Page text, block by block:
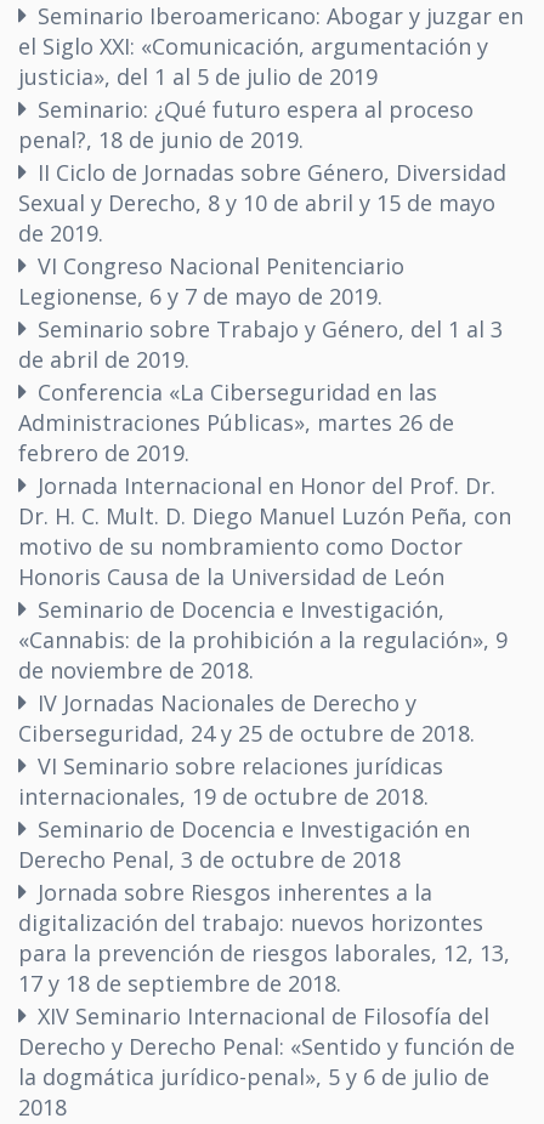
Seminario Iberoamericano: Abogar y juzgar en
el Siglo XXI: «Comunicación, argumentación y
justicia», del 1 al 5 de julio de 2019
Seminario: ¿Qué futuro espera al proceso
penal?, 18 de junio de 2019.
II Ciclo de Jornadas sobre Género, Diversidad
Sexual y Derecho, 8 y 10 de abril y 15 de mayo
de 2019.
VI Congreso Nacional Penitenciario
Legionense, 6 y 7 de mayo de 2019.
Seminario sobre Trabajo y Género, del 1 al 3
de abril de 2019.
Conferencia «La Ciberseguridad en las
Administraciones Públicas», martes 26 de
febrero de 2019.
Jornada Internacional en Honor del Prof. Dr.
Dr. H. C. Mult. D. Diego Manuel Luzón Peña, con
motivo de su nombramiento como Doctor
Honoris Causa de la Universidad de León
Seminario de Docencia e Investigación,
«Cannabis: de la prohibición a la regulación», 9
de noviembre de 2018.
IV Jornadas Nacionales de Derecho y
Ciberseguridad, 24 y 25 de octubre de 2018.
VI Seminario sobre relaciones jurídicas
internacionales, 19 de octubre de 2018.
Seminario de Docencia e Investigación en
Derecho Penal, 3 de octubre de 2018
Jornada sobre Riesgos inherentes a la
digitalización del trabajo: nuevos horizontes
para la prevención de riesgos laborales, 12, 13,
17 y 18 de septiembre de 2018.
XIV Seminario Internacional de Filosofía del
Derecho y Derecho Penal: «Sentido y función de
la dogmática jurídico-penal», 5 y 6 de julio de
2018